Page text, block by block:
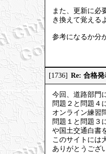
また、更新に必
き換えて覚える
参考になるか分
[1736] Re: 合格発
今回、道路部門
問題２と問題４
オンライン練習
問題１と問題３
や国土交通白書
このサイトには
ありがとうござ